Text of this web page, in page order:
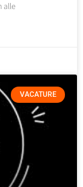
alle
VACATURE